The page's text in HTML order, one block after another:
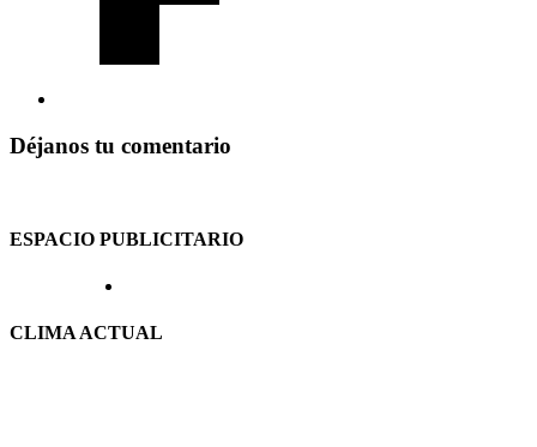
Déjanos tu comentario
ESPACIO PUBLICITARIO
CLIMA ACTUAL